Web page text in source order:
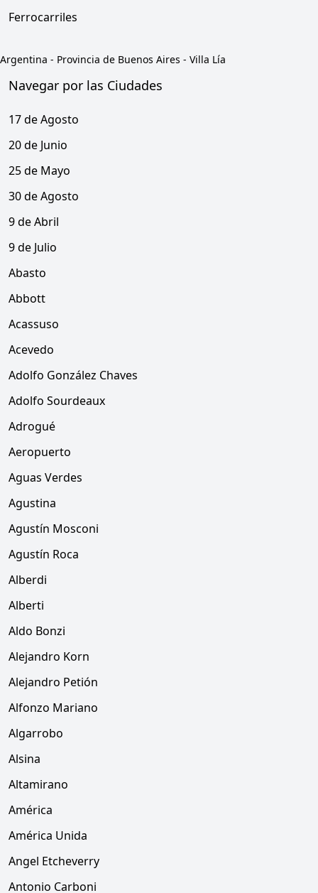
Ferrocarriles
Argentina - Provincia de Buenos Aires - Villa Lía
Navegar por las Ciudades
17 de Agosto
20 de Junio
25 de Mayo
30 de Agosto
9 de Abril
9 de Julio
Abasto
Abbott
Acassuso
Acevedo
Adolfo González Chaves
Adolfo Sourdeaux
Adrogué
Aeropuerto
Aguas Verdes
Agustina
Agustín Mosconi
Agustín Roca
Alberdi
Alberti
Aldo Bonzi
Alejandro Korn
Alejandro Petión
Alfonzo Mariano
Algarrobo
Alsina
Altamirano
América
América Unida
Angel Etcheverry
Antonio Carboni